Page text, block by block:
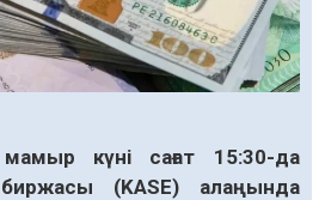
күні сағат 15:30-да
(KASE) алаңында